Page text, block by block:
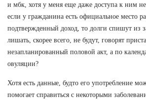
и мбк, хотя у меня еще даже доступа к ним
если у гражданина есть официальное место
подтвержденный доход, то долги спишут из
лишать, скорее всего, не будут, говорят
незапланированный половой акт, а по
овуляции?
Хотя есть данные, будто его употребление
помогает справиться с некоторыми